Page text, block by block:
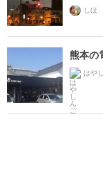
しほ
熊本の
はや